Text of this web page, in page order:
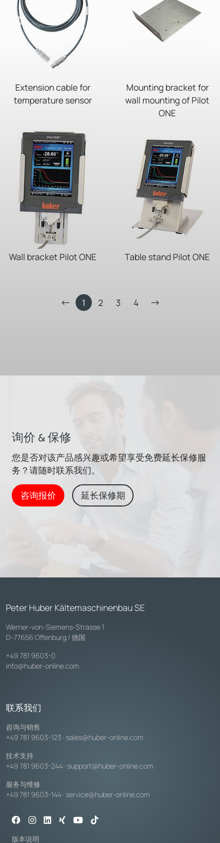
Extension cable for
temperature sensor
Mounting bracket for
wall mounting of Pilot
ONE
Wall bracket Pilot ONE Table stand Pilot ONE
1 2 3 4
询价 & 保修
您是否对该产品感兴趣或希望享受免费延长保修服
务？请随时联系我们。
咨询报价 延长保修期
Peter Huber Kältemaschinenbau SE
Werner-von-Siemens-Strasse 1
D-77656 Offenburg / 德国
+49 781 9603-0
info@huber-online.com
联系我们
咨询与销售
+49 781 9603-123 · sales@huber-online.com
技术支持
+49 781 9603-244 · support@huber-online.com
服务与维修
+49 781 9603-144 · service@huber-online.com
版本说明